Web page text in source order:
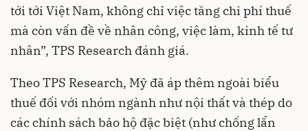
tới tới Việt Nam, không chỉ việc tăng chi phí thuế
mà còn vấn đề về nhân công, việc làm, kinh tế tư
nhân”, TPS Research đánh giá.
Theo TPS Research, Mỹ đã áp thêm ngoài biểu
thuế đối với nhóm ngành như nội thất và thép do
các chính sách bảo hộ đặc biệt (như chống lẩn